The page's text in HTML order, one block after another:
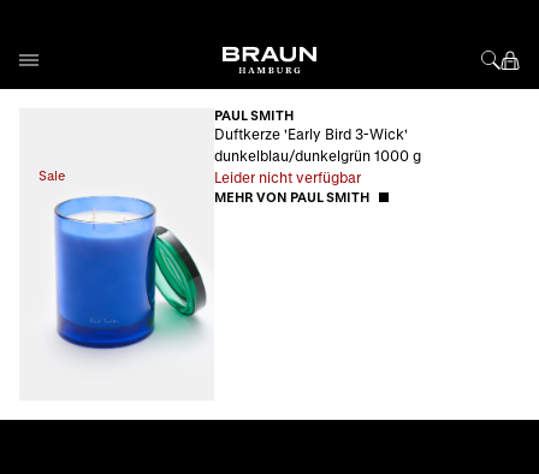
Sale
PAUL SMITH
Duftkerze 'Early Bird 3-Wick'
dunkelblau/dunkelgrün 1000 g
Leider nicht verfügbar
MEHR VON PAUL SMITH